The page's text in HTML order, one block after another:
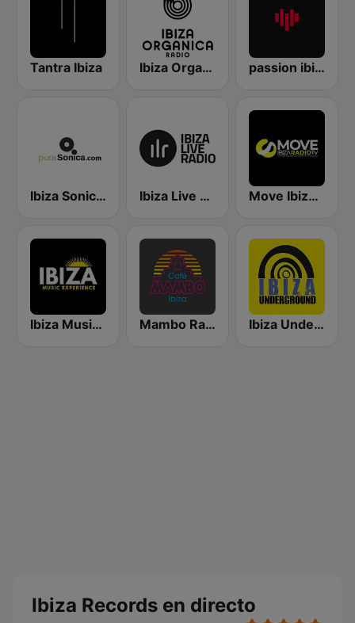
Tantra Ibiza Ibiza Organica Radio passion ibiza radio
Ibiza Sonica - puraSonica.com Ibiza Live Radio Move Ibiza Radio
Ibiza Music Experience Mambo Radio Ibiza Underground Radio
Ibiza Records en directo